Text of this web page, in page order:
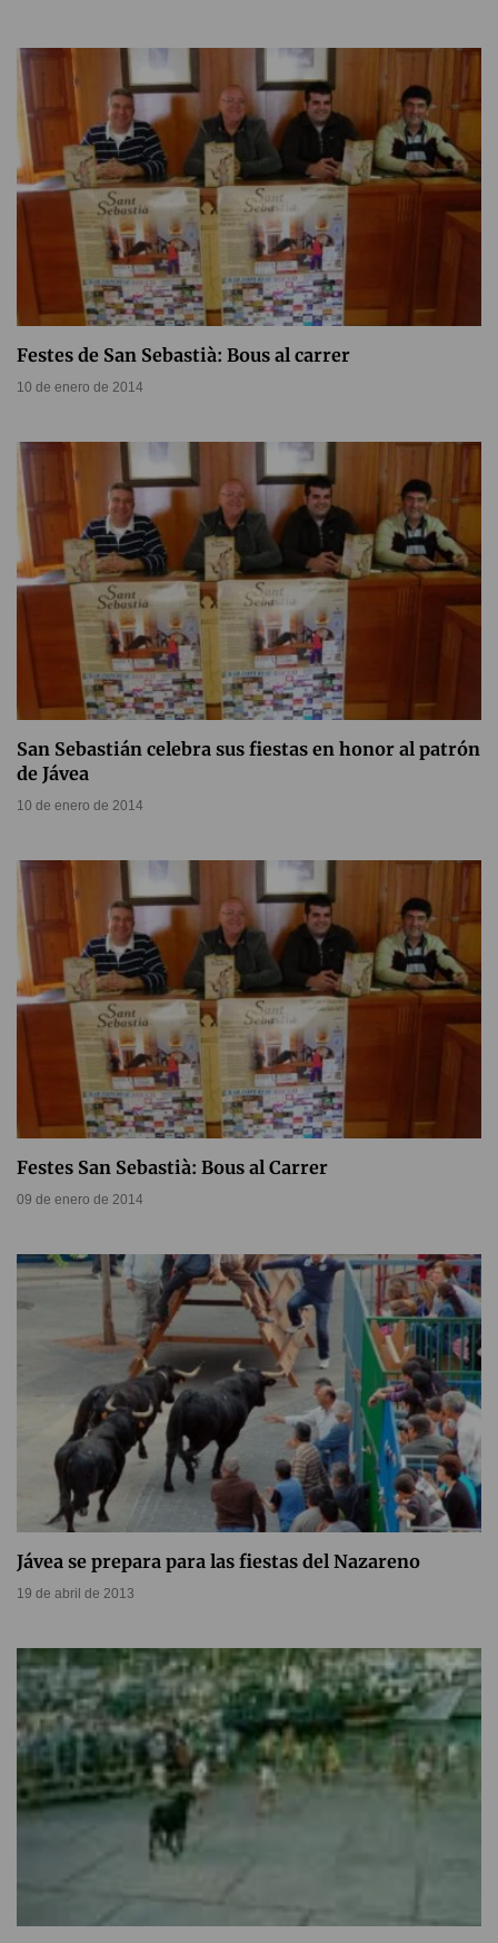
Festes de San Sebastià: Bous al carrer
10 de enero de 2014
San Sebastián celebra sus fiestas en honor al patrón
de Jávea
10 de enero de 2014
Festes San Sebastià: Bous al Carrer
09 de enero de 2014
Jávea se prepara para las fiestas del Nazareno
19 de abril de 2013